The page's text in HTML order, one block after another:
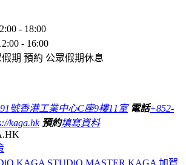
- 18:00
- 16:00
期 預約 公眾假期休息
號香港工業中心C座9樓11室 電話+852-
kaga.hk 預約填寫資料
KAGA STUDiO MASTER KAGA 加賀